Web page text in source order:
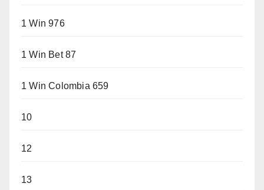
1 Win 976
1 Win Bet 87
1 Win Colombia 659
10
12
13